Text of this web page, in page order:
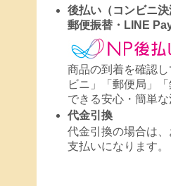
後払い（コンビニ決
郵便振替・LINE Pay
商品の到着を確認
ビニ」「郵便局」
できる安心・簡単な
代金引換
代金引換の場合は
支払いになります。